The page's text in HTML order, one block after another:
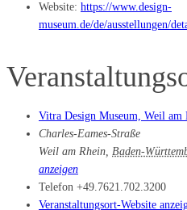
Website: https://www.design-
museum.de/de/ausstellungen/
Vitra Design Museum, Weil am
Charles-Eames-Straße
Weil am Rhein, Baden-
anzeigen
Telefon +49.7621.702.3200
Veranstaltungsort-Website